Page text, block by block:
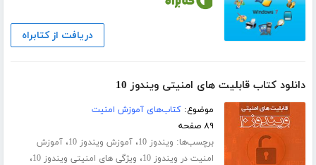
دریافت از کتابراه
دانلود کتاب قابلیت های امنیتی ویندوز 10
موضوع:کتاب‌های آموزش امنیت
۸۹ صفحه
برچسب‌ها: ویندوز 10 ،آموزش ویندوز 10 ،آموزش
امنیت در ویندوز 10
، ویژگی های امنیتی ویندوز 10 ،